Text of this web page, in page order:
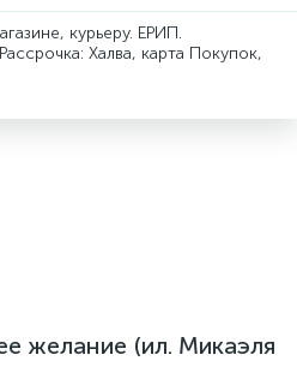
курьеру. ЕРИП.
Халва, карта Покупок,
желание (ил. Микаэля